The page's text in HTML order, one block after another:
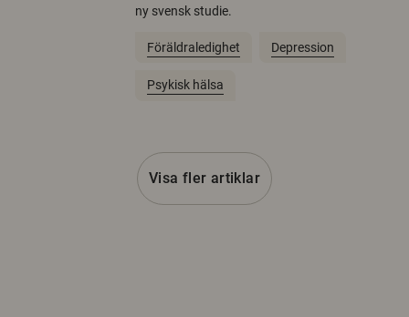
ny svensk studie.
Föräldraledighet Depression
Psykisk hälsa
Visa fler artiklar